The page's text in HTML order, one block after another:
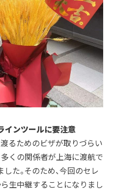
ンツールに要注意
るためのビザが取りづらい
くの関係者が上海に渡航で
た。そのため、今回のセレ
生中継することになりまし